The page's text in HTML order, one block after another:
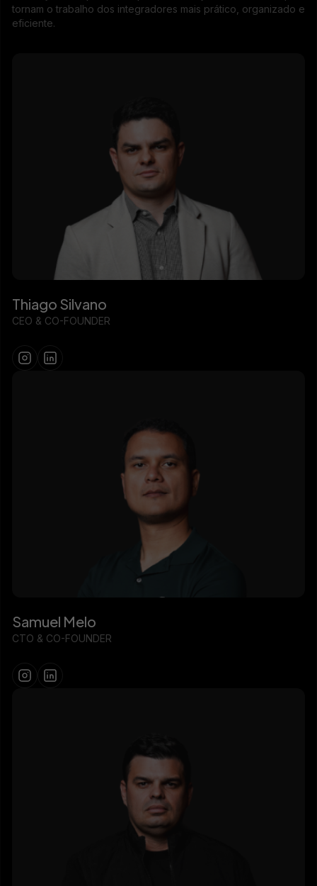
tornam o trabalho dos integradores mais prático, organizado e
eficiente.
Thiago Silvano
CEO & CO-FOUNDER
Samuel Melo
CTO & CO-FOUNDER